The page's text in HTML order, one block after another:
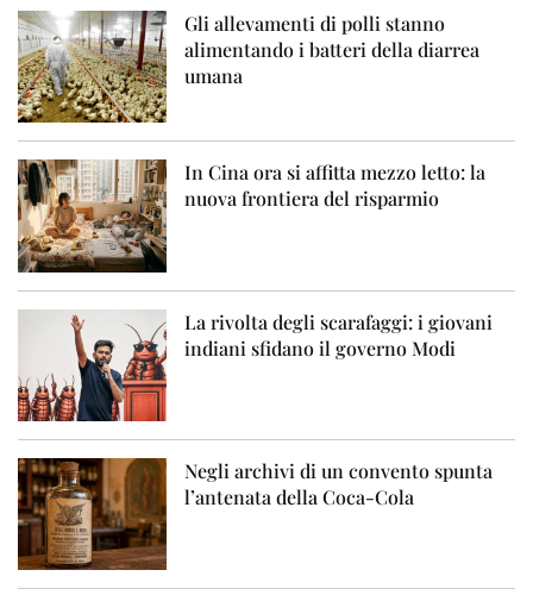
Gli allevamenti di polli stanno
alimentando i batteri della diarrea
umana
In Cina ora si affitta mezzo letto: la
nuova frontiera del risparmio
La rivolta degli scarafaggi: i giovani
indiani sfidano il governo Modi
Negli archivi di un convento spunta
l’antenata della Coca-Cola